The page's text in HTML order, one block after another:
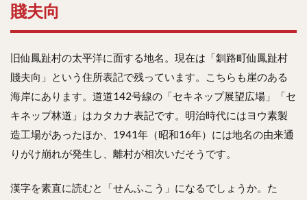
賤夫向
旧仙鳳趾村の太平洋に面する地名。現在は「釧路町仙鳳趾村
賤夫向」という住所表記で残っています。こちらも崖のある
海岸にあります。道道142号線の「セキネップ展望広場」「セ
キネップ林道」はカタカナ表記です。明治時代にはヨウ素製
造工場があったほか、1941年（昭和16年）には地名の由来通
りがけ崩れが発生し、離村が相次いだそうです。
漢字を素直に読むと「せんふこう」になるでしょうか。た